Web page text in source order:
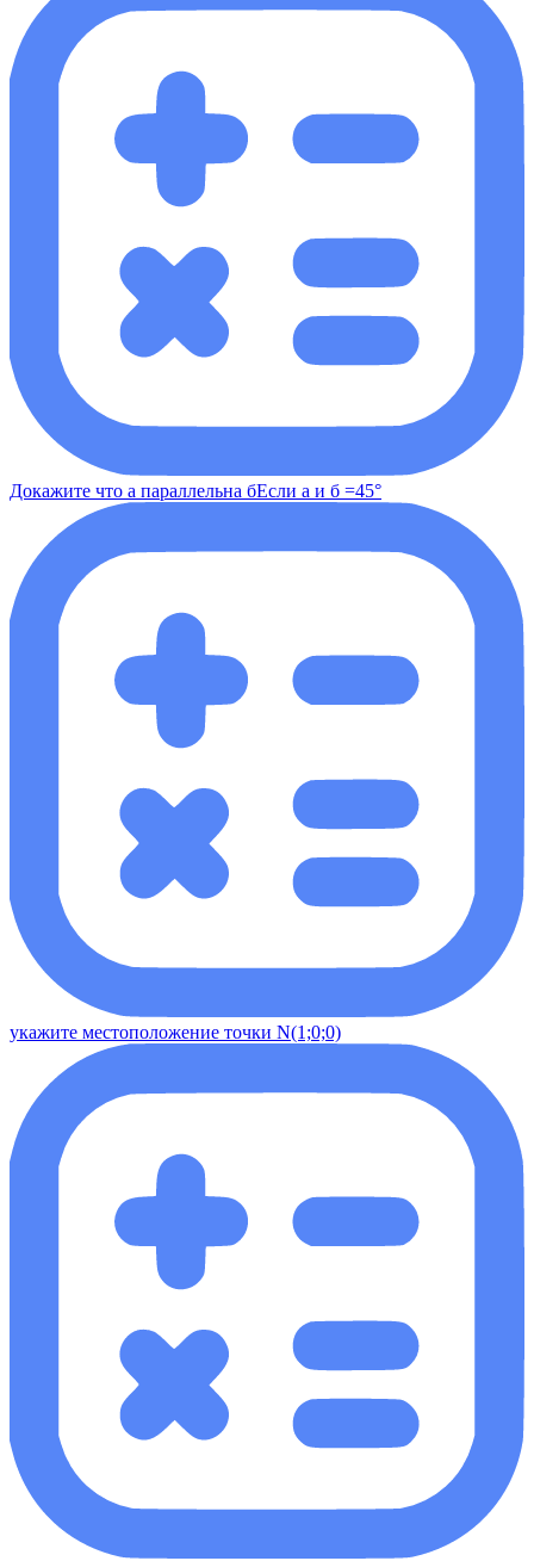
Докажите что а параллельна бЕсли а и б =45°
укажите местоположение точки N(1;0;0)